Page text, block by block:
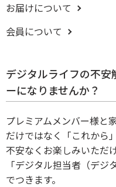
お届けについて
会員について
デジタルライフの不
ーになりませんか？
プレミアムメンバー様と
だけではなく「これから
不安なくお楽しみいただ
「デジタル担当者（デ
でつきます。